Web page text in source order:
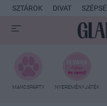
SZTÁROK DIVAT
MANCSPARTY NYEREMÉNYJÁTÉK